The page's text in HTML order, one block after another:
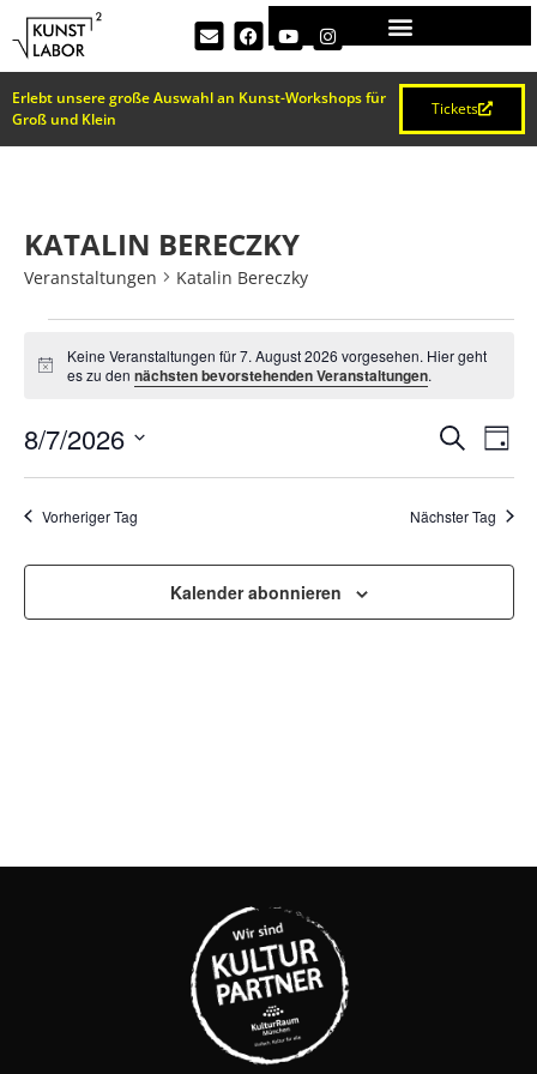
Erlebt unsere große Auswahl an Kunst-Workshops für
Groß und Klein
Tickets
KATALIN BERECZKY
Veranstaltungen Katalin Bereczky
Hinweis
Keine Veranstaltungen für 7. August 2026 vorgesehen. Hier geht
es zu den nächsten bevorstehenden Veranstaltungen.
UND
SucheTag
8/7/2026
wählen.
Vorheriger Tag Nächster Tag
Kalender abonnieren